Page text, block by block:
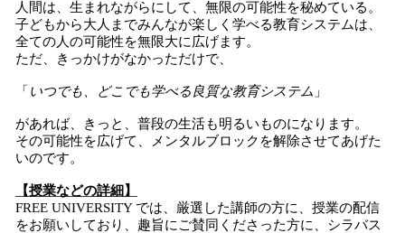
人間は、生まれながらにして、無限の可能性を秘めている。
子どもから大人までみんなが楽しく学べる教育システムは、
全ての人の可能性を無限大に広げます。
ただ、きっかけがなかっただけで、
「 いつでも、どこでも学べる良質な教育システム 」
があれば、きっと、普段の生活も明るいものになります。
その可能性を広げて、メンタルブロックを解除させてあげた
いのです。
【授業などの詳細】
FREE UNIVERSITY では、厳選した講師の方に、授業の配信
をお願いしており、趣旨にご賛同くださった方に、シラバス